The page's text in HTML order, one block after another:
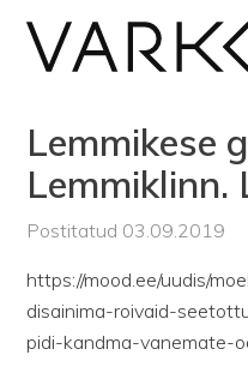
Lemmikese
Lemmiklinn.
Postitatud 03.09.2019
https://mood.ee/uudis/
disainima-roivaid-
pidi-kandma-vanemate-